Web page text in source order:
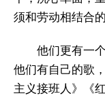
须和劳动相结合
他们更有一
他们有自己的歌
主义接班人》《